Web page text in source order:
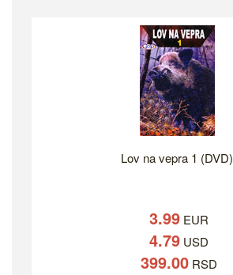
Lov na vepra 1 (DVD)
3.99 EUR
4.79 USD
399.00 RSD